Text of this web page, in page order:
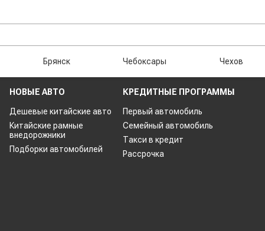
Брянск Чебоксары Чехов
НОВЫЕ АВТО
Дешевые китайские авто
Китайские рамные
внедорожники
Подборки автомобилей
КРЕДИТНЫЕ ПРОГРАММЫ
Первый автомобиль
Семейный автомобиль
Такси в кредит
Рассрочка